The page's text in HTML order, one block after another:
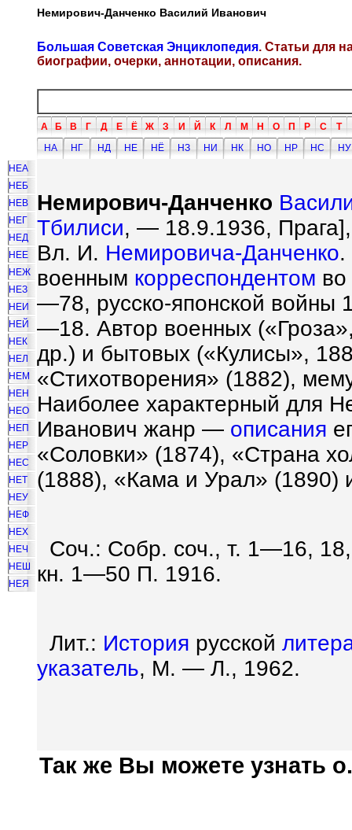
Немирович-Данченко Василий Иванович
Большая Советская Энциклопедия. Статьи для
биографии, очерки, аннотации, описания.
А Б В Г Д Е Ё Ж З И Й К Л М Н О П Р С Т
НА
НГ НД НЕ НЁ НЗ НИ НК НО НР НС
НУ
НЕА
НЕБ
НЕВ
НЕГ
НЕД
НЕЕ
НЕЖ
НЕЗ
НЕИ
НЕЙ
НЕК
НЕЛ
НЕМ
НЕН
НЕО
НЕП
НЕР
НЕС
НЕТ
НЕУ
НЕФ
НЕХ
НЕЧ
НЕШ
НЕЯ
Немирович-Данченко
Тбилиси, — 18.9.1936, Прага],
Вл. И. Немировича-Данченко.
военным корреспондентом
—78, русско-японской
—18. Автор военных
др.) и бытовых («Кулисы»,
«Стихотворения» (1882),
Наиболее характерный для
Иванович жанр — описания
«Соловки» (1874), «Страна
(1888), «Кама и Урал» (1890)
Соч.: Собр. соч., т. 1—16,
кн. 1—50 П. 1916.
Лит.: История русской
указатель, М. — Л., 1962.
Так же Вы можете узнать